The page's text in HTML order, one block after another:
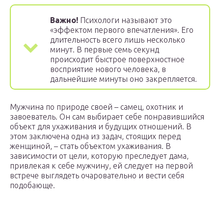
Важно! Психологи называют это
«эффектом первого впечатления». Его
длительность всего лишь несколько
минут. В первые семь секунд
происходит быстрое поверхностное
восприятие нового человека, в
дальнейшие минуты оно закрепляется.
Мужчина по природе своей – самец, охотник и
завоеватель. Он сам выбирает себе понравившийся
объект для ухаживания и будущих отношений. В
этом заключена одна из задач, стоящих перед
женщиной, – стать объектом ухаживания. В
зависимости от цели, которую преследует дама,
привлекая к себе мужчину, ей следует на первой
встрече выглядеть очаровательно и вести себя
подобающе.